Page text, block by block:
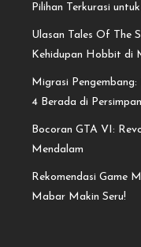
Pilihan Terkurasi
Ulasan Tales Of The
Kehidupan Hobbit di
Migrasi
4 Berada di
Bocoran GTA VI:
Mendalam
Rekomendasi Game
Mabar Makin Seru!